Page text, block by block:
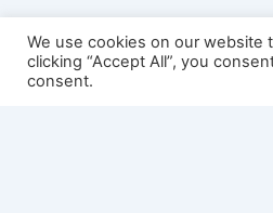
2501:
We use cookies on our website
clicking “Accept All”, you
consent.